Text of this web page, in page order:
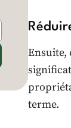
Ensuite,
terme.